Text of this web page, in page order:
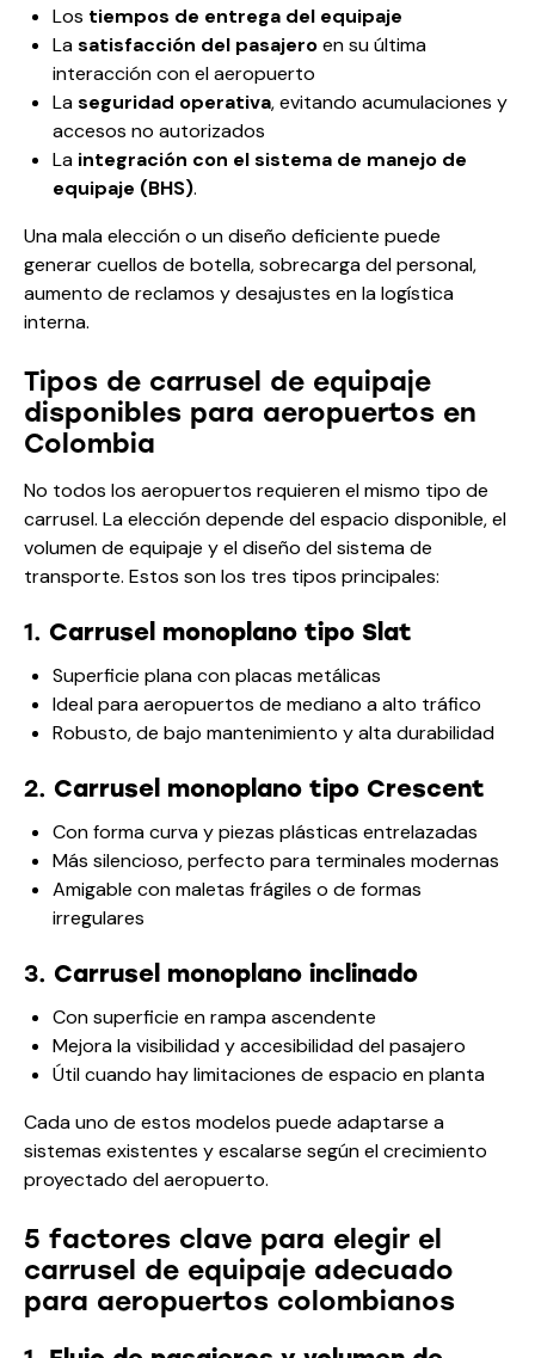
Los tiempos de entrega del equipaje
Lasatisfacción del pasajeroen su última
interacción con el aeropuerto
Laseguridad operativa, evitando acumulaciones y
accesos no autorizados
La integración con el sistema de manejo de
equipaje (BHS).
Una mala elección o un diseño deficiente puede
generar cuellos de botella, sobrecarga del personal,
aumento de reclamos y desajustes en la logística
interna.
Tipos de carrusel de equipaje
disponibles para aeropuertos en
Colombia
No todos los aeropuertos requieren el mismo tipo de
carrusel. La elección depende del espacio disponible, el
volumen de equipaje y el diseño del sistema de
transporte. Estos son los tres tipos principales:
1. Carrusel monoplano tipo Slat
Superficie plana con placas metálicas
Ideal para aeropuertos de mediano a alto tráfico
Robusto, de bajo mantenimiento y alta durabilidad
2. Carrusel monoplano tipo Crescent
Con forma curva y piezas plásticas entrelazadas
Más silencioso, perfecto para terminales modernas
Amigable con maletas frágiles o de formas
irregulares
3. Carrusel monoplano inclinado
Con superficie en rampa ascendente
Mejora la visibilidad y accesibilidad del pasajero
Útil cuando hay limitaciones de espacio en planta
Cada uno de estos modelos puede adaptarse a
sistemas existentes y escalarse según el crecimiento
proyectado del aeropuerto.
5 factores clave para elegir el
carrusel de equipaje adecuado
para aeropuertos colombianos